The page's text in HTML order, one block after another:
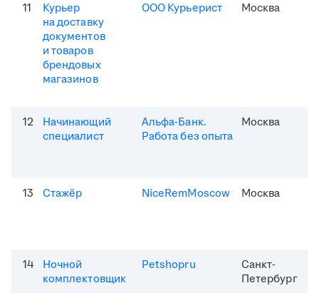
11
Курьер
на доставку
документов
и товаров
брендовых
магазинов
ООО Курьерист Москва
12
Начинающий
специалист
Альфа-Банк.
Работа без опыта
Москва
13 Стажёр NiceRemMoscow Москва
14
Ночной
комплектовщик
Petshopru
Санкт-
Петербург